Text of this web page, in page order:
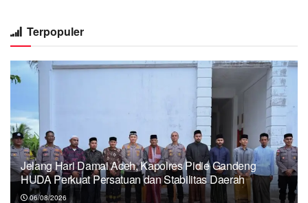
Terpopuler
Jelang Hari Damai Aceh, Kapolres Pidie Gandeng
HUDA Perkuat Persatuan dan Stabilitas Daerah
06/08/2026